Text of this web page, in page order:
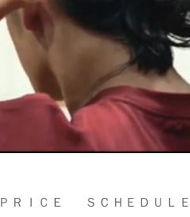
ＰＲＩＣＥ ＳＣＨＥＤＵＬＥ